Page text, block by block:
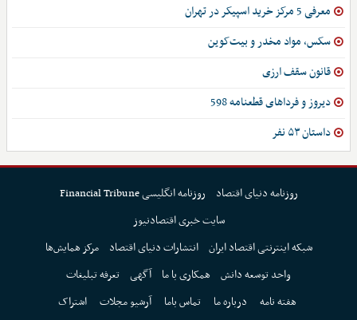
معرفی 5 مرکز خرید اسپیکر در تهران
سکس، مواد مخدر و بیت‌کوین
قانون سقف ارزی
دیروز و فرداهای قطعنامه 598
داستان ۵۳ نفر
روزنامه دنیای اقتصاد
روزنامه انگلیسی Financial Tribune
سایت خبری اقتصادنیوز
شبکه اینترنتی اقتصاد ایران انتشارات دنیای اقتصاد
مرکز همایش‌ها
واحد توسعه دانش همکاری با ما آگهی تعرفه تبلیغات
هفته نامه
درباره ما تماس باما آرشیو مجلات اشتراک